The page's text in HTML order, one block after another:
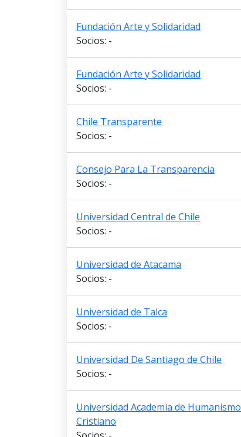
Fundación Arte y Solidaridad
Socios: -
Fundación Arte y Solidaridad
Socios: -
Chile Transparente
Socios: -
Consejo Para La Transparencia
Socios: -
Universidad Central de Chile
Socios: -
Universidad de Atacama
Socios: -
Universidad de Talca
Socios: -
Universidad De Santiago de Chile
Socios: -
Universidad Academia de Humanismo
Cristiano